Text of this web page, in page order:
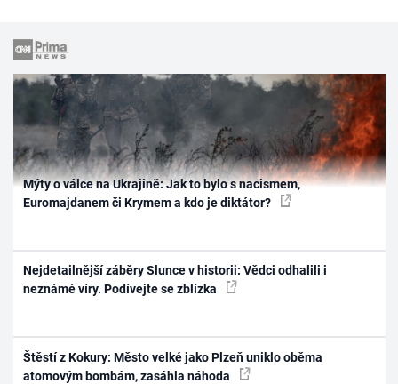
Mýty o válce na Ukrajině: Jak to bylo s nacismem,
Euromajdanem či Krymem a kdo je diktátor?
Nejdetailnější záběry Slunce v historii: Vědci odhalili i
neznámé víry. Podívejte se zblízka
Štěstí z Kokury: Město velké jako Plzeň uniklo oběma
atomovým bombám, zasáhla náhoda